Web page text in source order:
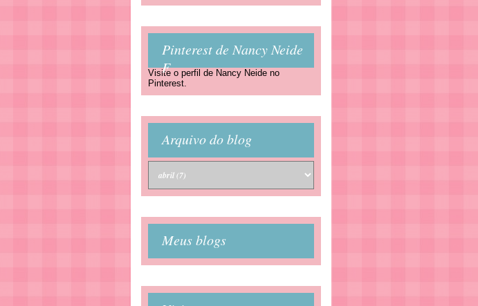
Pinterest de Nancy Neide
F
Visite o perfil de Nancy Neide no
Pinterest.
Arquivo do blog
Meus blogs